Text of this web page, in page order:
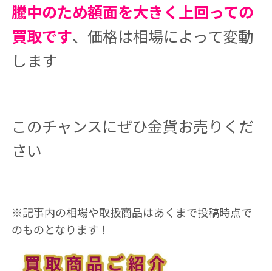
騰中のため額面を大きく上回っての
買取です、価格は相場によって変動
します
このチャンスにぜひ金貨お売りくだ
さい
※記事内の相場や取扱商品はあくまで投稿時点で
のものとなります！